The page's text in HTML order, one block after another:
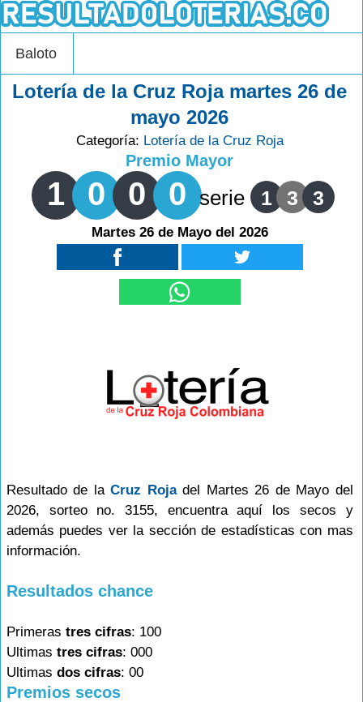
Baloto
Lotería de la Cruz Roja martes 26 de
mayo 2026
Categoría: Lotería de la Cruz Roja
Premio Mayor
1 0 0 0 serie 1 3 3
Martes 26 de Mayo del 2026
Resultado de laCruz Rojadel Martes 26 de Mayo del
2026, sorteo no. 3155, encuentra aquí los secos y
además puedes ver la sección de estadísticas con mas
información.
Resultados chance
Primeras tres cifras: 100
Ultimas tres cifras: 000
Ultimas dos cifras: 00
Premios secos